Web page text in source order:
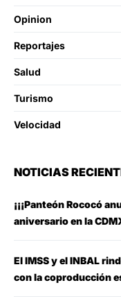
Opinion
Reportajes
Salud
Turismo
Velocidad
NOTICIAS
¡¡¡Panteón Rococó
aniversario en la
El IMSS y el INBAL
con la coproducción